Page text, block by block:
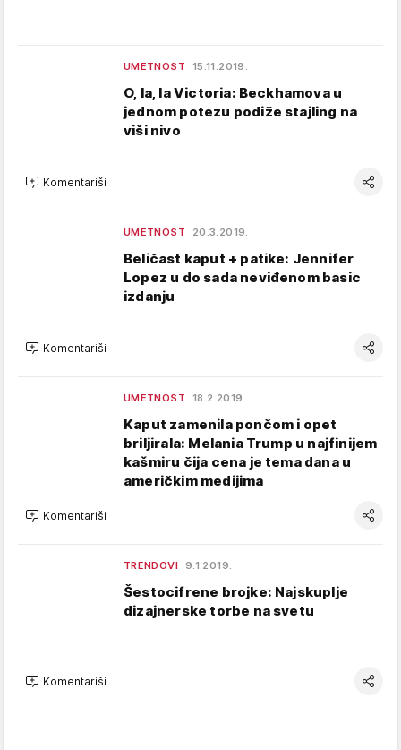
UMETNOST 15.11.2019.
O, la, la Victoria: Beckhamova u
jednom potezu podiže stajling na
viši nivo
Komentariši
UMETNOST 20.3.2019.
Beličast kaput + patike: Jennifer
Lopez u do sada neviđenom basic
izdanju
Komentariši
UMETNOST 18.2.2019.
Kaput zamenila pončom i opet
briljirala: Melania Trump u najfinijem
kašmiru čija cena je tema dana u
američkim medijima
Komentariši
TRENDOVI 9.1.2019.
Šestocifrene brojke: Najskuplje
dizajnerske torbe na svetu
Komentariši